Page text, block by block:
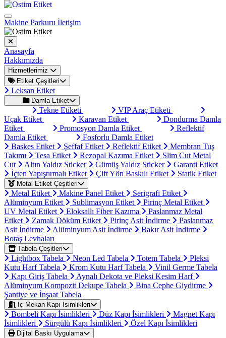
Makine Parkuru İletişim
Anasayfa
Hakkımızda
Hizmetlerimiz
Etiket Çeşitleri
Leksan Etiket
Damla Etiket
Tekne Etiketi
VIP Araç Etiketi
Uçak Etiket
Karavan Etiket
Dondurma Damla
Etiket
Promosyon Damla Etiket
Reflektif
Damla Etiket
Fosforlu Damla Etiket
Baskes Etiket
Şeffaf Etiket Reflektif Etiket
Membran Tuş
Takımı
Tesa Etiket Rezopal Kazıma Etiket
Slim Cut Metal
Cut
Altın Yaldız Sticker Gümüş Yaldız Sticker
Garanti Etiket
İçten Yapıştırmalı Etiket
Çift Yön Baskılı Etiket Statik Etiket
Metal Etiket Çeşitleri
Metal Etiket Makine Panel Etiket
Serigrafi Etiket
Alüminyum Etiket
Sublimasyon Etiket
Pirinç Metal Etiket
UV Metal Etiket
Eloksallı Fiber Kazıma
Paslanmaz Metal
Etiket
Zamak Döküm Etiket Pirinç Asit İndirme
Paslanmaz
Asit İndirme
Alüminyum Asit İndirme
Bakır Asit İndirme
Botaş Levhaları
Tabela Çeşitleri
Lightbox Tabela Neon Led Tabela Totem Tabela
Pleksi
Kutu Harf Tabela
Krom Kutu Harf Tabela
Vinil Germe Tabela
Kapı Giriş Tabela
Aynalı Dekota ve Pleksi Kesim Harf
Alüminyum Kompozit Dekupe Tabela
Bina Cephe Giydirme
Şantiye ve İnşaat Tabela
İç Mekan Kapı İsimlikleri
Bombeli Kapı İsimlikleri Düz Kapı İsimlikleri
Magnet Kapı
İsimlikleri
Sürgülü Kapı İsimlikleri Özel Kapı İsimlikleri
Dijital Baskı Uygulama